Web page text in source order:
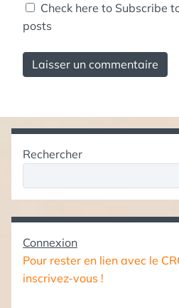
Check here to Subscribe
posts
Rechercher
Connexion
Pour rester en lien avec le
inscrivez-vous !